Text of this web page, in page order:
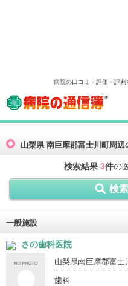
病院の口コミ・評価・評判
病院の通信簿
山梨県 南巨摩郡富士川町周辺
検索結果 3件の
検
一般施設
さの歯科医院
山梨県南巨摩郡富士
歯科